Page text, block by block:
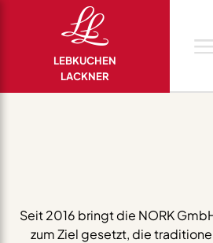
LEBKUCHEN
LACKNER
Seit 2016 bringt die NORK
zum Ziel gesetzt, die